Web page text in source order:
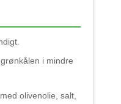
i mindre
olivenolie, salt,